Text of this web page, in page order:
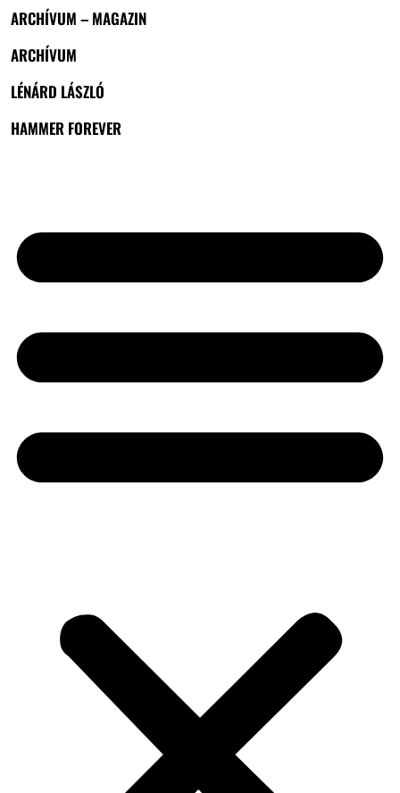
ARCHÍVUM – MAGAZIN
ARCHÍVUM
LÉNÁRD LÁSZLÓ
HAMMER FOREVER